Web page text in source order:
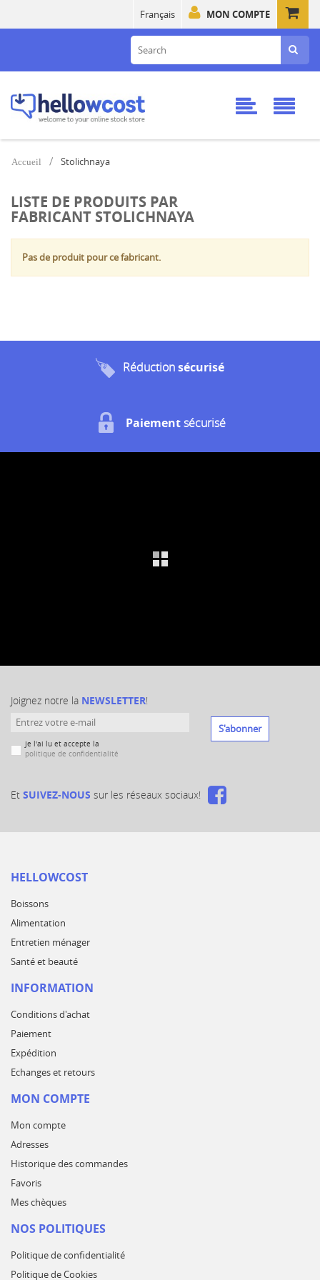
MON COMPTE
Français
Accueil Stolichnaya
LISTE DE PRODUITS PAR
FABRICANT STOLICHNAYA
Pas de produit pour ce fabricant.
Réductionsécurisé
Paiementsécurisé
Joignez notre la NEWSLETTER!
Je l'ai lu et accepte la
politique de confidentialité
S'abonner
Et SUIVEZ-NOUS sur les réseaux sociaux!
HELLOWCOST
Boissons
Alimentation
Entretien ménager
Santé et beauté
INFORMATION
Conditions d'achat
Paiement
Expédition
Echanges et retours
MON COMPTE
Mon compte
Adresses
Historique des commandes
Favoris
Mes chèques
NOS POLITIQUES
Politique de confidentialité
Politique de Cookies